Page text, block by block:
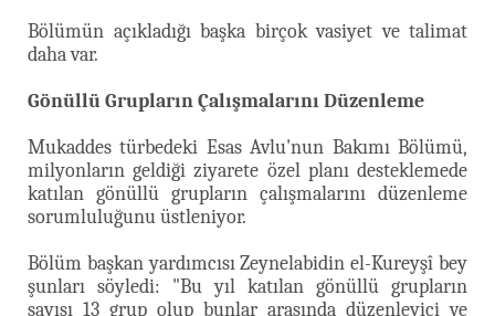
Bölümün açıkladığı başka birçok vasiyet ve talimat
daha var.
Gönüllü Grupların Çalışmalarını Düzenleme
Mukaddes türbedeki Esas Avlu'nun Bakımı Bölümü,
milyonların geldiği ziyarete özel planı desteklemede
katılan gönüllü grupların çalışmalarını düzenleme
sorumluluğunu üstleniyor.
Bölüm başkan yardımcısı Zeynelabidin el-Kureyşî bey
şunları söyledi: "Bu yıl katılan gönüllü grupların
sayısı 13 grup olup bunlar arasında düzenleyici ve